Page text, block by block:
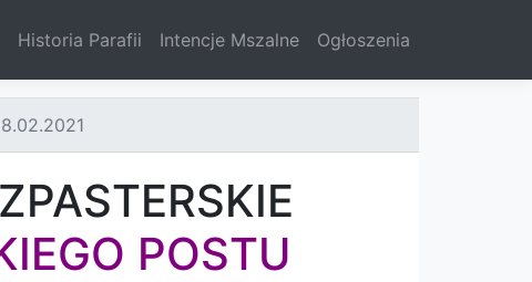
Historia Parafii Intencje Mszalne Ogłoszenia
POSTU